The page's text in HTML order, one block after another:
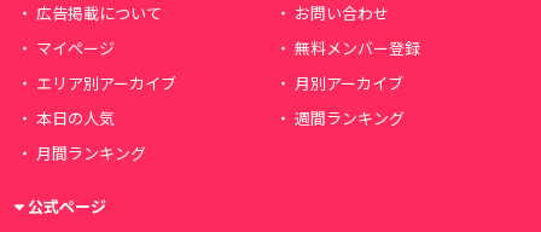
広告掲載について
お問い合わせ
マイページ
無料メンバー登録
エリア別アーカイブ
月別アーカイブ
本日の人気
週間ランキング
月間ランキング
公式ページ